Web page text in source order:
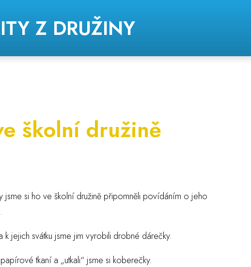
Z DRUŽINY
školní družině
jsme si ho ve školní družině připomněli povídáním o jeho
k jejich svátku jsme jim vyrobili drobné dárečky.
tkaní a „utkali“ jsme si koberečky.